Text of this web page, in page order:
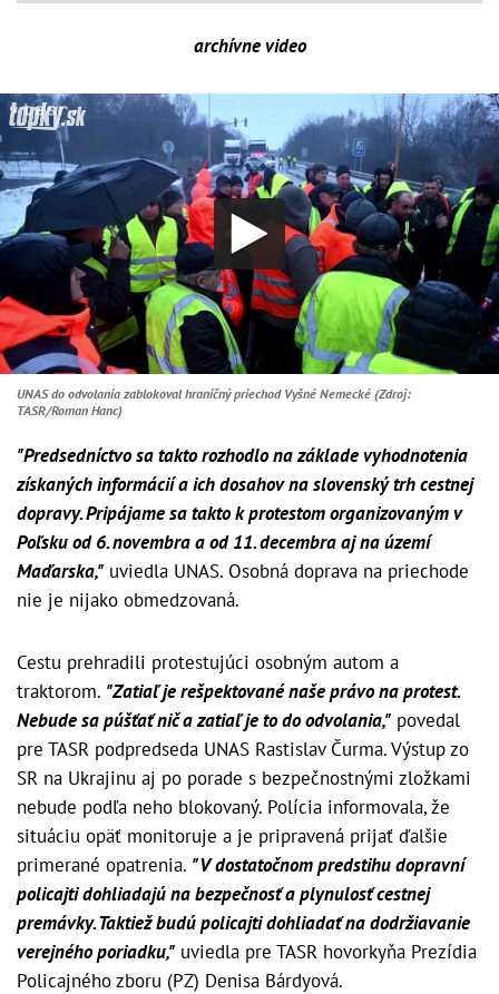
archívne video
UNAS do odvolania zablokoval hraničný priechod Vyšné Nemecké (Zdroj:
TASR/Roman Hanc)
"Predsedníctvo sa takto rozhodlo na základe vyhodnotenia
získaných informácií a ich dosahov na slovenský trh cestnej
dopravy. Pripájame sa takto k protestom organizovaným v
Poľsku od 6. novembra a od 11. decembra aj na území
Maďarska," uviedla UNAS. Osobná doprava na priechode
nie je nijako obmedzovaná.
Cestu prehradili protestujúci osobným autom a
traktorom. "Zatiaľ je rešpektované naše právo na protest.
Nebude sa púšťať nič a zatiaľ je to do odvolania," povedal
pre TASR podpredseda UNAS Rastislav Čurma. Výstup zo
SR na Ukrajinu aj po porade s bezpečnostnými zložkami
nebude podľa neho blokovaný. Polícia informovala, že
situáciu opäť monitoruje a je pripravená prijať ďalšie
primerané opatrenia. "V dostatočnom predstihu dopravní
policajti dohliadajú na bezpečnosť a plynulosť cestnej
premávky. Taktiež budú policajti dohliadať na dodržiavanie
verejného poriadku," uviedla pre TASR hovorkyňa Prezídia
Policajného zboru (PZ) Denisa Bárdyová.